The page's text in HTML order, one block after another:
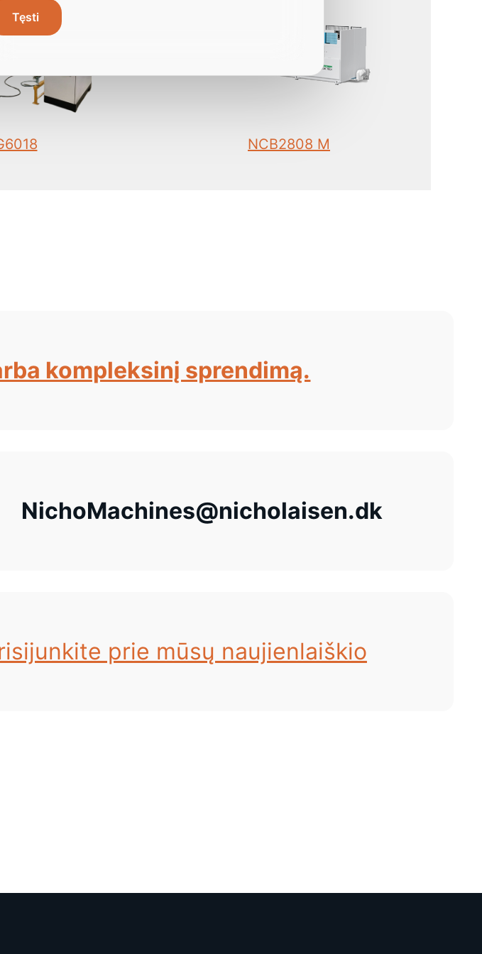
NCB2808 M
kompleksinį sprendimą.
NichoMachines@nicholaisen.dk
prie mūsų naujienlaiškio
Tęsti